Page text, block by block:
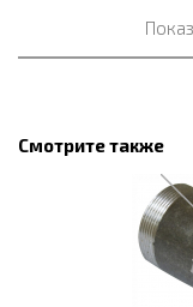
Смотрите также